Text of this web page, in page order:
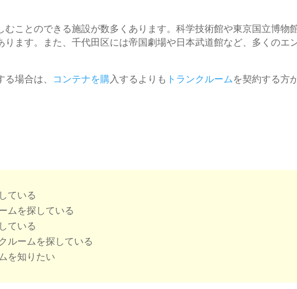
ことのできる施設が数多くあります。科学技術館や東京国立博物館
ります。また、千代田区には帝国劇場や日本武道館など、多くのエ
場合は、 コンテナを購入するよりも トランクルーム を契約する方
ている
ムを探している
ている
ルームを探している
を知りたい